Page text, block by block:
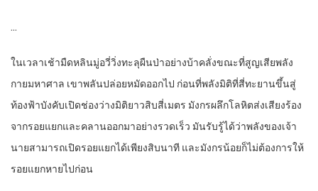
…
ในเวลาเช้ามืดหลินมู่อวี่วิ่งทะลุผืนป่าอย่างบ้าคลั่งขณะที่สูญเสียพลัง
กายมหาศาล เขาพลันปล่อยหมัดออกไป ก่อนที่พลังมิติที่สี่ทะยานขึ้นสู่
ท้องฟ้าบังคับเปิดช่องว่างมิติยาวสิบสี่เมตร มังกรผลึกโลหิตส่งเสียงร้อง
จากรอยแยกและคลานออกมาอย่างรวดเร็ว มันรับรู้ได้ว่าพลังของเจ้า
นายสามารถเปิดรอยแยกได้เพียงสิบนาที และมังกรน้อยก็ไม่ต้องการให้
รอยแยกหายไปก่อน